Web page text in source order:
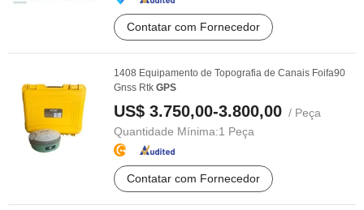
Contatar com Fornecedor
1408 Equipamento de Topografia de Canais Foifa90
Gnss Rtk GPS
US$ 3.750,00-3.800,00 / Peça
Quantidade Mínima:1 Peça
Contatar com Fornecedor